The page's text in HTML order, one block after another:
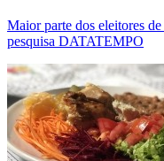
Maior parte dos eleitores
pesquisa DATATEMPO